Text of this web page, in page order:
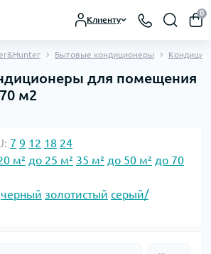
Клиенту
0
Бытовые кондиционеры
для помещения
м2
7 9 12 18 24
м² до 25 м² 35 м² до 50 м² до 70
черный золотистый серый/